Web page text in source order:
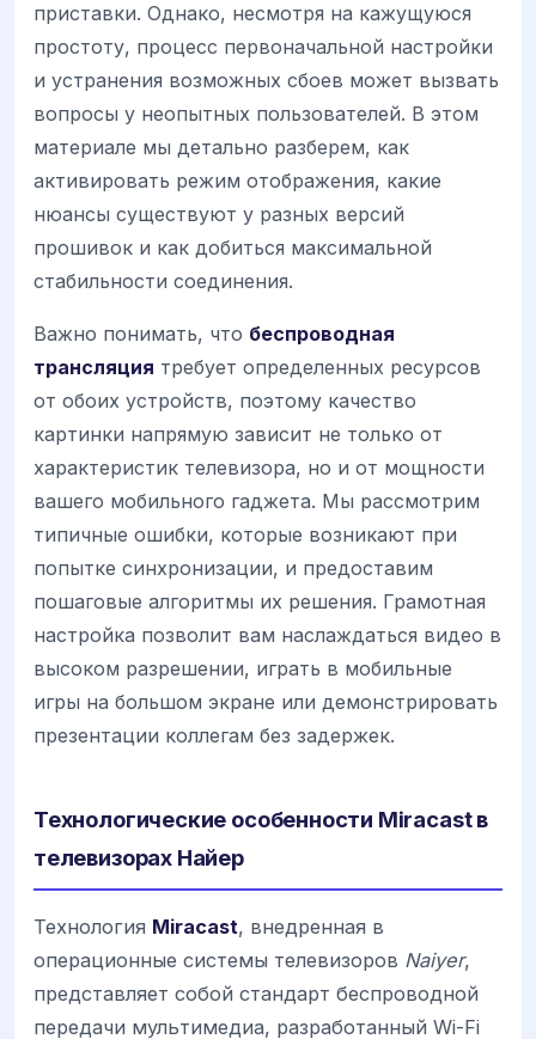
приставки. Однако, несмотря на кажущуюся
простоту, процесс первоначальной настройки
и устранения возможных сбоев может вызвать
вопросы у неопытных пользователей. В этом
материале мы детально разберем, как
активировать режим отображения, какие
нюансы существуют у разных версий
прошивок и как добиться максимальной
стабильности соединения.
Важно понимать, что беспроводная
трансляция требует определенных ресурсов
от обоих устройств, поэтому качество
картинки напрямую зависит не только от
характеристик телевизора, но и от мощности
вашего мобильного гаджета. Мы рассмотрим
типичные ошибки, которые возникают при
попытке синхронизации, и предоставим
пошаговые алгоритмы их решения. Грамотная
настройка позволит вам наслаждаться видео в
высоком разрешении, играть в мобильные
игры на большом экране или демонстрировать
презентации коллегам без задержек.
Технологические особенности Miracast в
телевизорах Найер
Технология Miracast, внедренная в
операционные системы телевизоров Naiyer,
представляет собой стандарт беспроводной
передачи мультимедиа, разработанный Wi-Fi